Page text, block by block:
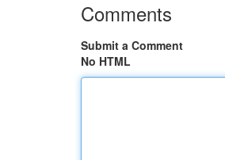
Comments
Submit a Comment
No HTML